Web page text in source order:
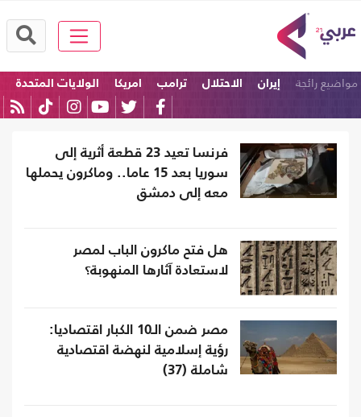
مواضيع رائجة إيران الاحتلال ترامب امريكا
الولايات المتحدة
فرنسا تعيد 23 قطعة أثرية إلى
سوريا بعد 15 عاما.. وماكرون يحملها
معه إلى دمشق
هل فتح ماكرون الباب لمصر
لاستعادة آثارها المنهوبة؟
مصر ضمن الـ10 الكبار اقتصاديا:
رؤية إسلامية لنهضة اقتصادية
شاملة (37)